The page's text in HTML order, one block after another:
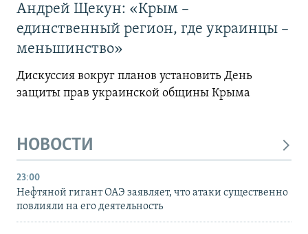
Андрей Щекун: «Крым –
единственный регион, где украинцы –
меньшинство»
Дискуссия вокруг планов установить День
защиты прав украинской общины Крыма
НОВОСТИ
23:00
Нефтяной гигант ОАЭ заявляет, что атаки существенно
повлияли на его деятельность